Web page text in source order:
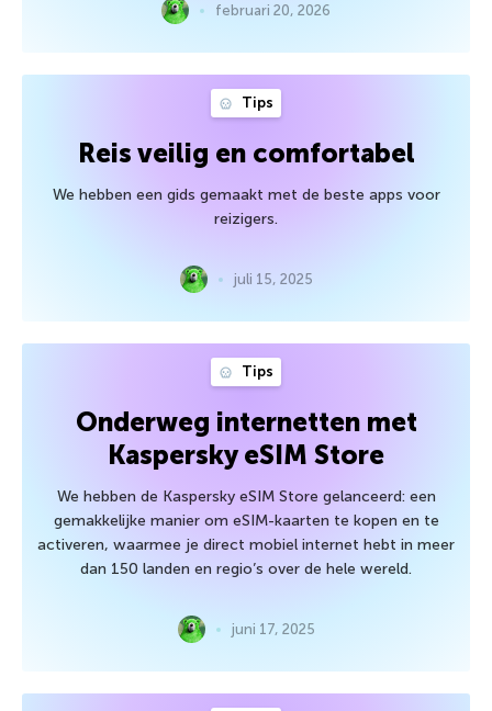
februari 20, 2026
Tips
Reis veilig en comfortabel
We hebben een gids gemaakt met de beste apps voor
reizigers.
juli 15, 2025
Tips
Onderweg internetten met
Kaspersky eSIM Store
We hebben de Kaspersky eSIM Store gelanceerd: een
gemakkelijke manier om eSIM-kaarten te kopen en te
activeren, waarmee je direct mobiel internet hebt in meer
dan 150 landen en regio’s over de hele wereld.
juni 17, 2025